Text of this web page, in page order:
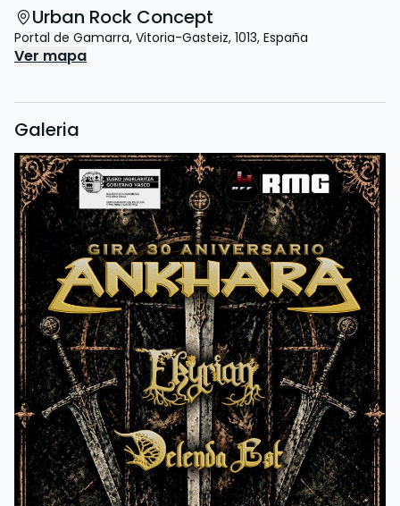
Urban Rock Concept
Portal de Gamarra, Vitoria-Gasteiz, 1013, España
Ver mapa
Galeria